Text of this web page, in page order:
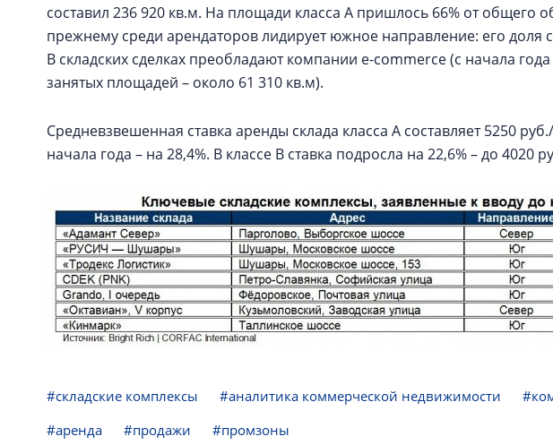
составил 236 920 кв.м. На площади класса А пришлось 66% от общего
прежнему среди арендаторов лидирует южное направление: его доля
В складских сделках преобладают компании e-commerce (с начала
занятых площадей – около 61 310 кв.м).
Средневзвешенная ставка аренды склада класса А составляет 5250
начала года – на 28,4%. В классе В ставка подросла на 22,6% – до 4020
#складские комплексы #аналитика коммерческой недвижимости
#аренда
#продажи #промзоны